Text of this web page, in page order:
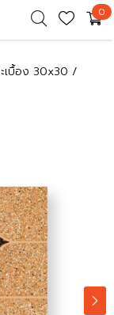
0
เบื้อง 30x30